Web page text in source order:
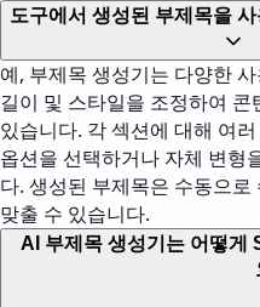
도구에서 생성된 부제목을
예, 부제목 생성기는 다양한
길이 및 스타일을 조정하여
있습니다. 각 섹션에 대해 여
옵션을 선택하거나 자체 변형
다. 생성된 부제목은 수동으
맞출 수 있습니다.
AI 부제목 생성기는 어떻게